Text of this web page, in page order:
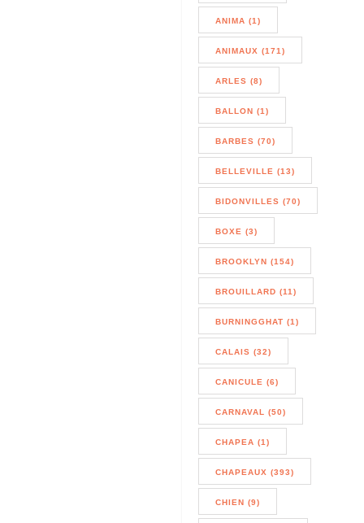
ANIMA (1)
ANIMAUX (171)
ARLES (8)
BALLON (1)
BARBES (70)
BELLEVILLE (13)
BIDONVILLES (70)
BOXE (3)
BROOKLYN (154)
BROUILLARD (11)
BURNINGGHAT (1)
CALAIS (32)
CANICULE (6)
CARNAVAL (50)
CHAPEA (1)
CHAPEAUX (393)
CHIEN (9)